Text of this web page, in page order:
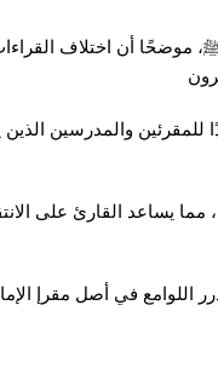
أن اختلاف
للمقرئين والمدرسين
مما يساعد القارئ على
اللوامع في أصل مقرإ